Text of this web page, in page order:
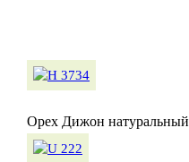
Орех Дижон натуральный